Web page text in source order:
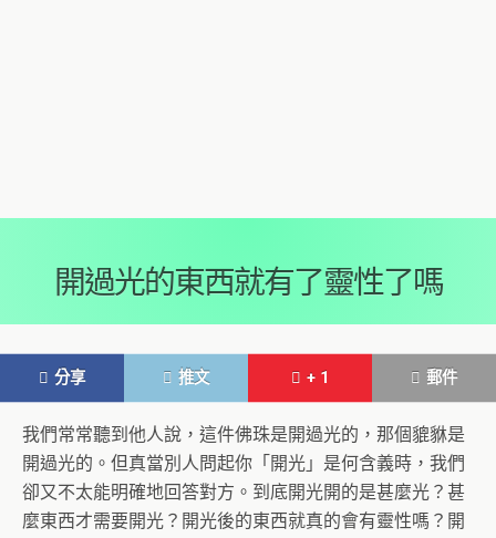
開過光的東西就有了靈性了嗎
分享 推文 + 1 郵件
我們常常聽到他人說，這件佛珠是開過光的，那個貔貅是
開過光的。但真當別人問起你「開光」是何含義時，我們
卻又不太能明確地回答對方。到底開光開的是甚麼光？甚
麼東西才需要開光？開光後的東西就真的會有靈性嗎？開